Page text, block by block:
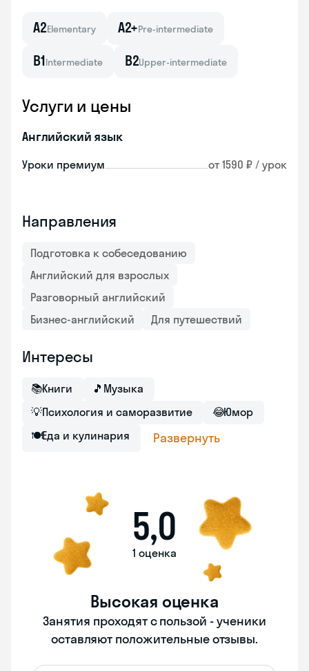
A2Elementary A2+Pre-intermediate
B1Intermediate B2Upper-intermediate
Услуги и цены
Английский язык
Уроки премиум от 1590 ₽ / урок
Направления
Подготовка к собеседованию
Английский для взрослых
Разговорный английский
Бизнес-английский
Для путешествий
Интересы
📚Книги 🎵 Музыка
💡Психология и саморазвитие 😂Юмор
🍽Еда и кулинария Развернуть
5,0
1 оценка
Высокая оценка
Занятия проходят с пользой - ученики
оставляют положительные отзывы.